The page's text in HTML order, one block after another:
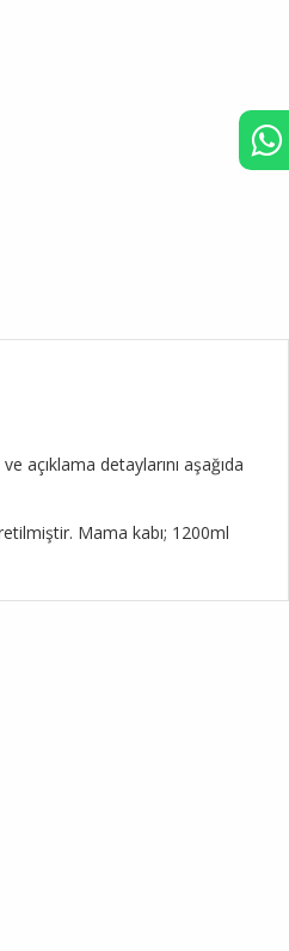
açıklama detaylarını aşağıda
Mama kabı; 1200ml